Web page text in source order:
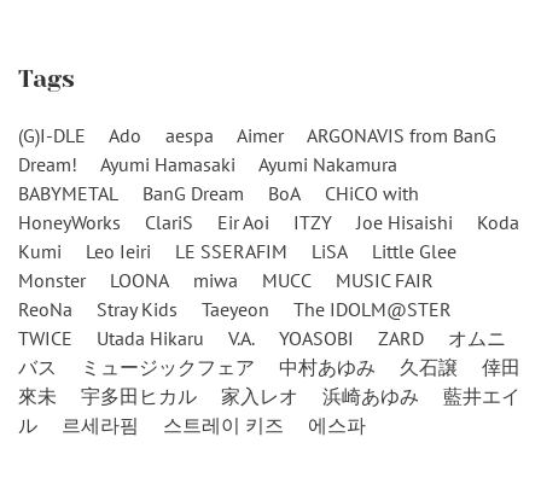
Tags
(G)I-DLE Ado aespa Aimer
ARGONAVIS from BanG
Dream!
Ayumi Hamasaki
Ayumi Nakamura
BABYMETAL
BanG Dream BoA
CHiCO with
HoneyWorks
ClariS Eir Aoi ITZY Joe Hisaishi
Koda
Kumi
Leo Ieiri LE SSERAFIM LiSA
Little Glee
Monster
LOONA miwa MUCC
MUSIC FAIR
ReoNa
Stray Kids Taeyeon
The IDOLM@STER
TWICE
Utada Hikaru V.A. YOASOBI ZARD
オムニ
バス
ミュージックフェア 中村あゆみ 久石譲
倖田
來未
宇多田ヒカル 家入レオ 浜崎あゆみ
藍井エイ
ル
르세라핌 스트레이 키즈 에스파